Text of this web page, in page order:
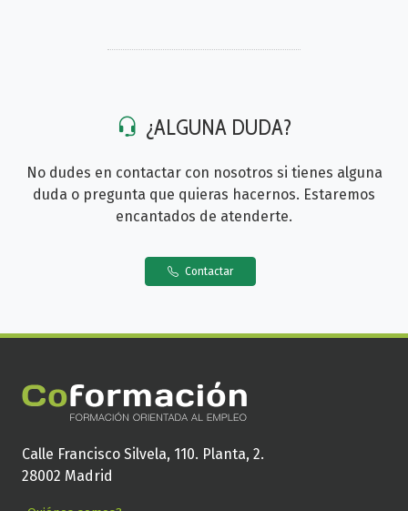
¿ALGUNA DUDA?
No dudes en contactar con nosotros si tienes alguna
duda o pregunta que quieras hacernos. Estaremos
encantados de atenderte.
Contactar
Calle Francisco Silvela, 110. Planta, 2.
28002 Madrid